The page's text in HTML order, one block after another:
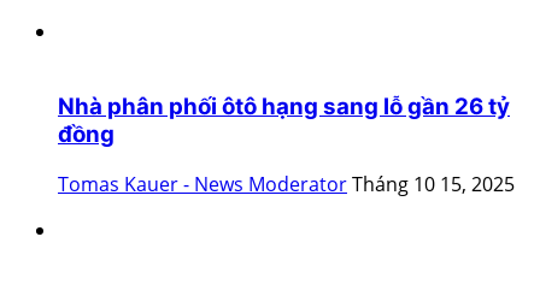
Nhà phân phối ôtô hạng sang lỗ gần 26 tỷ
đồng
Tomas Kauer - News ModeratorTháng 10 15, 2025